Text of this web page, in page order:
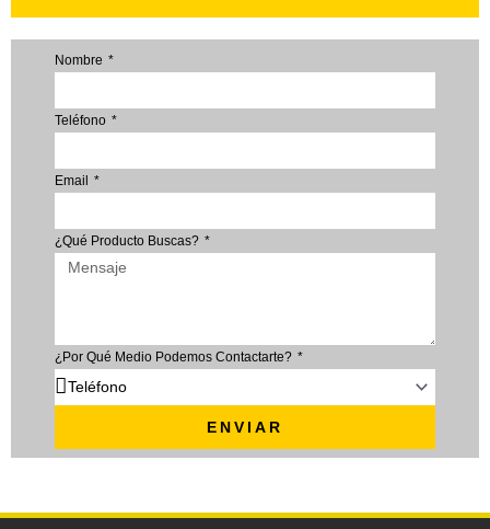
Nombre
Teléfono
Email
¿Qué Producto Buscas?
¿Por Qué Medio Podemos Contactarte?
ENVIAR